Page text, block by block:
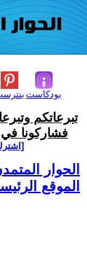
بودكاست
تبرعاتكم
فشاركونا في
الحوار
الموقع